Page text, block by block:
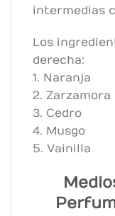
intermedias
Los
derecha:
1. Naranja
2. Zarzamora
3. Cedro
4. Musgo
5. Vainilla